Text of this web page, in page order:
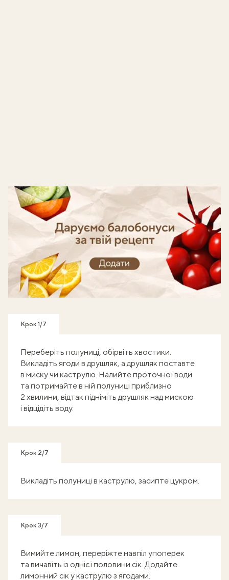
Крок 1/7
Переберіть полуниці, обірвіть хвостики.
Викладіть ягоди в друшляк, а друшляк поставте
в миску чи каструлю. Налийте проточної води
та потримайте в ній полуниці приблизно
2 хвилини, відтак підніміть друшляк над мискою
і відцідіть воду.
Крок 2/7
Викладіть полуниці в каструлю, засипте цукром.
Крок 3/7
Вимийте лимон, переріжте навпіл упоперек
та вичавіть із однієї половини сік. Додайте
лимонний сік у каструлю з ягодами.